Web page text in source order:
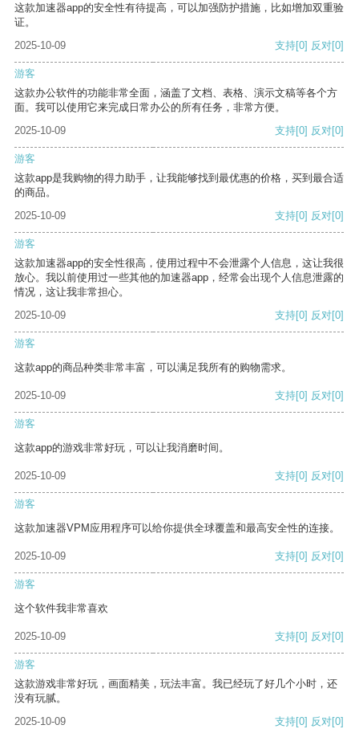
这款加速器app的安全性有待提高，可以加强防护措施，比如增加双重验
证。
2025-10-09
支持[0] 反对[0]
游客
这款办公软件的功能非常全面，涵盖了文档、表格、演示文稿等各个方
面。我可以使用它来完成日常办公的所有任务，非常方便。
2025-10-09
支持[0] 反对[0]
游客
这款app是我购物的得力助手，让我能够找到最优惠的价格，买到最合适
的商品。
2025-10-09
支持[0] 反对[0]
游客
这款加速器app的安全性很高，使用过程中不会泄露个人信息，这让我很
放心。我以前使用过一些其他的加速器app，经常会出现个人信息泄露的
情况，这让我非常担心。
2025-10-09
支持[0] 反对[0]
游客
这款app的商品种类非常丰富，可以满足我所有的购物需求。
2025-10-09 支持[0] 反对[0]
游客
这款app的游戏非常好玩，可以让我消磨时间。
2025-10-09 支持[0] 反对[0]
游客
这款加速器VPM应用程序可以给你提供全球覆盖和最高安全性的连接。
2025-10-09 支持[0] 反对[0]
游客
这个软件我非常喜欢
2025-10-09 支持[0] 反对[0]
游客
这款游戏非常好玩，画面精美，玩法丰富。我已经玩了好几个小时，还
没有玩腻。
2025-10-09
支持[0] 反对[0]